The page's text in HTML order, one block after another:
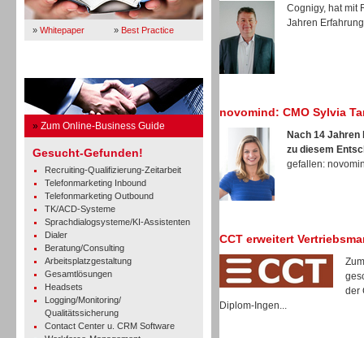
» Whitepaper » Best Practice
» Zum Online-Business Guide
Gesucht-Gefunden!
Recruiting-Qualifizierung-Zeitarbeit
Telefonmarketing Inbound
Telefonmarketing Outbound
TK/ACD-Systeme
Sprachdialogsysteme/KI-Assistenten
Dialer
Beratung/Consulting
Arbeitsplatzgestaltung
Gesamtlösungen
Headsets
Logging/Monitoring/
Qualitätssicherung
Contact Center u. CRM Software
Cognigy, hat mit
Jahren
novomind: CMO Sylvia
Nach 14
zu diesem
gefallen:
CCT erweitert
der
Diplom-Ingen...